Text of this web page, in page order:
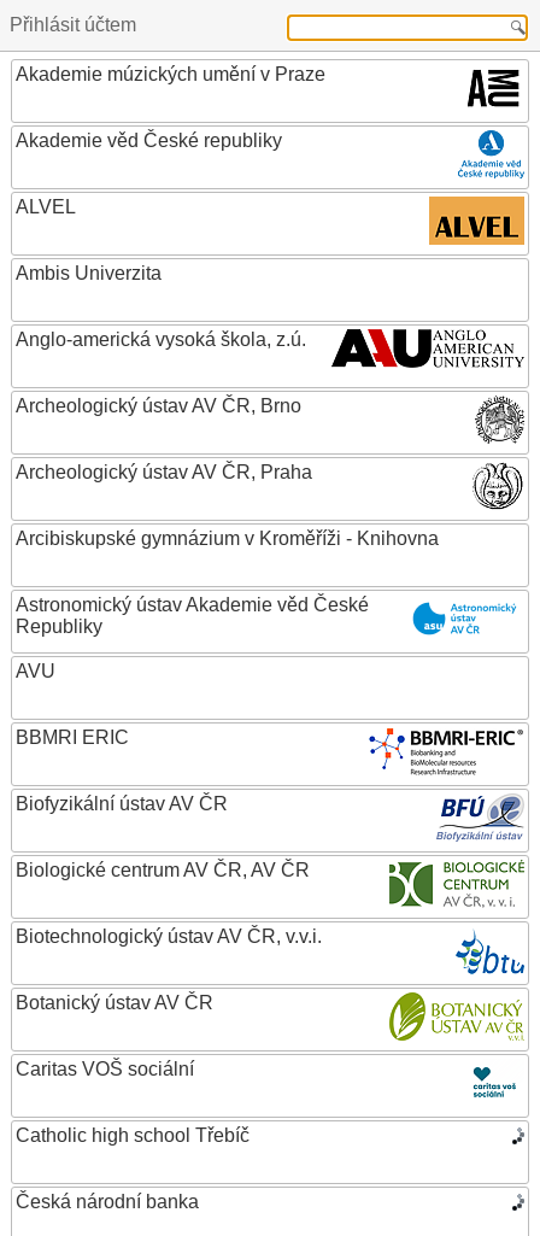
Přihlásit účtem
Akademie múzických umění v Praze
Akademie věd České republiky
ALVEL
Ambis Univerzita
Anglo-americká vysoká škola, z.ú.
Archeologický ústav AV ČR, Brno
Archeologický ústav AV ČR, Praha
Arcibiskupské gymnázium v Kroměříži - Knihovna
Astronomický ústav Akademie věd České
Republiky
AVU
BBMRI ERIC
Biofyzikální ústav AV ČR
Biologické centrum AV ČR, AV ČR
Biotechnologický ústav AV ČR, v.v.i.
Botanický ústav AV ČR
Caritas VOŠ sociální
Catholic high school Třebíč
Česká národní banka